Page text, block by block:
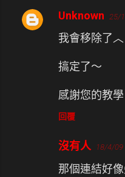
Unknown 25/
我會移除了
搞定了～
感謝您的教學
回覆
沒有人 18/4/09
那個連結好